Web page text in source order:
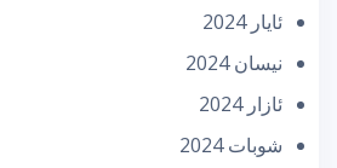
ئایار 2024
نیسان 2024
ئازار 2024
شوبات 2024